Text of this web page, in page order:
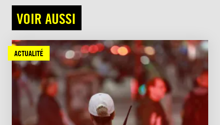
VOIR AUSSI
ACTUALITÉ